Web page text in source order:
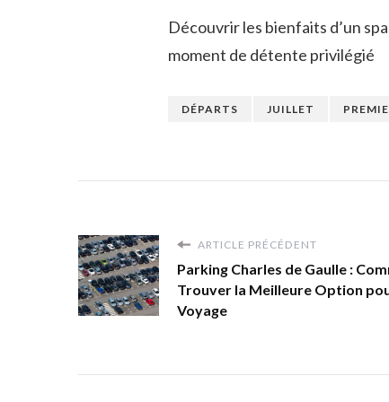
Découvrir les bienfaits d’un
moment de détente privilégié
DÉPARTS JUILLET
ARTICLE PRÉCÉDENT
Parking Charles de Gaulle :
Trouver la Meilleure Option
Voyage